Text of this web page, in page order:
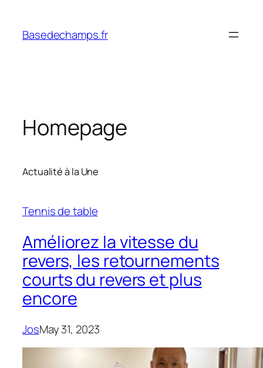
content
Basedechamps.fr
Homepage
Actualité à la Une
Tennis de table
Améliorez la vitesse du
revers, les retournements
courts du revers et plus
encore
JosMay 31, 2023